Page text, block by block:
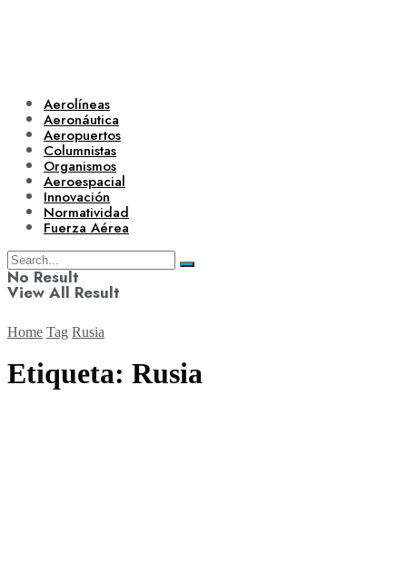
Aerolíneas
Aeronáutica
Aeropuertos
Columnistas
Organismos
Aeroespacial
Innovación
Normatividad
Fuerza Aérea
No Result
View All Result
Home Tag Rusia
Etiqueta: Rusia